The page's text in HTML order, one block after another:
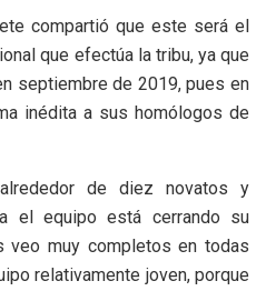
compartió que este será el
que efectúa la tribu, ya que
septiembre de 2019, pues en
inédita a sus homólogos de
de diez novatos y
el equipo está cerrando su
veo muy completos en todas
relativamente joven, porque